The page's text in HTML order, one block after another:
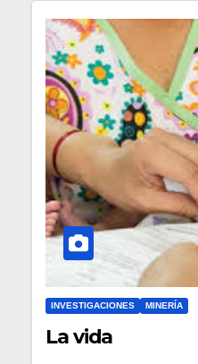
INVESTIGACIONES MINERÍA
La vida